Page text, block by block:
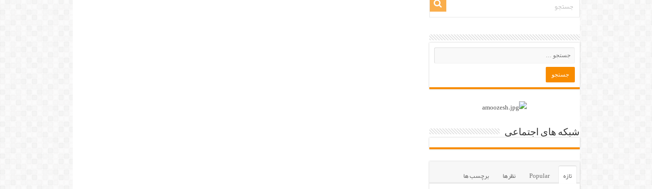
شبکه های اجتماعی
تازه Popular نظرها
برچسب ها